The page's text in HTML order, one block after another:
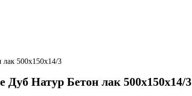
500х150х14/3
Натур Бетон лак 500х150х14/3